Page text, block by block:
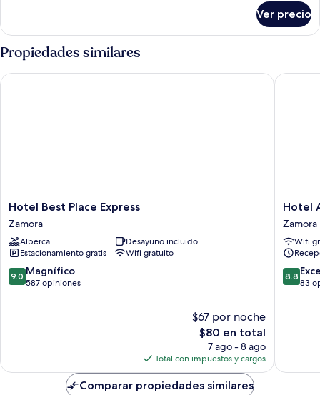
estudio
de
lujo
Ver precio
Propiedades similares
Hotel
Best
Place
Express
Zamora
Hotel Best Place Express
Zamora
Alberca
Desayuno incluido
Estacionamiento gratis
Wifi gratuito
9.0
de
9.0 Magnífico
587 opiniones
$67 por noche
El
precio
actual
es
de
$80 en total
7 ago - 8 ago
Total con impuestos y cargos
Hotel Best Place Express
Hotel
Ana
Isabel
Zamora
Hotel
Zamora
Wifi
8.8
de
8.8
83
Hotel
Comparar propiedades similares